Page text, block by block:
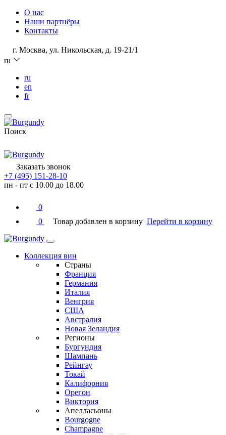
О нас
Наши партнёры
Контакты
г. Москва, ул. Никольская, д. 19-21/1
ru
ru
en
fr
Поиск
Заказать звонок
+7 (495) 151-28-10
пн - пт с 10.00 до 18.00
0
0
Товар добавлен в корзину Перейти в корзину
Коллекция вин
Страны
Франция
Германия
Италия
Венгрия
США
Австралия
Новая Зеландия
Регионы
Бургундия
Шампань
Рейнгау
Токай
Калифорния
Орегон
Виктория
Апелласьоны
Bourgogne
Champagne